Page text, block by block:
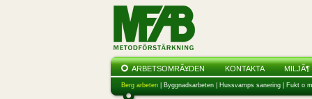
ARBETSOMRÃ¥DEN KONTAKTA MILJÃ¶
Berg arbeten Byggnadsarbeten Hussvamps sanering Fukt o